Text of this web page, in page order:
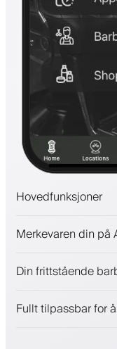
Hovedfunksjoner
Betalinger,
Engasjer
Merkevaren din på
Din frittstående
Fullt tilpassbar for